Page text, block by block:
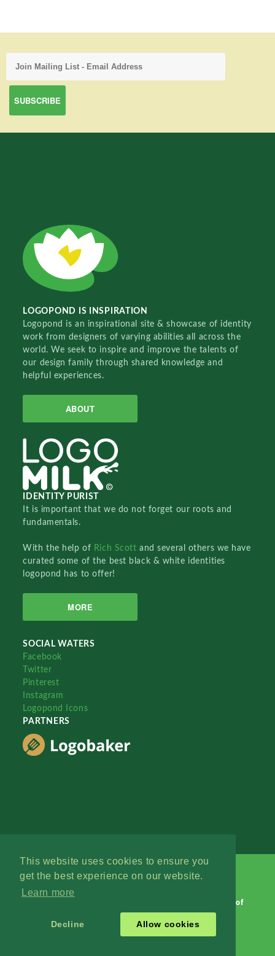
This website uses cookies to ensure you
get the best experience on our website.
Learn more
Decline Allow cookies
LOGOPOND IS INSPIRATION
Logopond is an inspirational site & showcase of identity
work from designers of varying abilities all across the
world. We seek to inspire and improve the talents of
our design family through shared knowledge and
helpful experiences.
ABOUT
IDENTITY PURIST
It is important that we do not forget our roots and
fundamentals.
With the help of Rich Scottand several others we have
curated some of the best black & white identities
logopond has to offer!
MORE
SOCIAL WATERS
Facebook
Twitter
Pinterest
Instagram
Logopond Icons
PARTNERS
Terms of